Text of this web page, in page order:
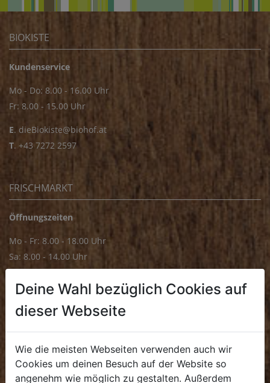
BIOKISTE
Kundenservice
Mo - Do: 8.00 - 16.00 Uhr
Fr: 8.00 - 15.00 Uhr
E. dieBiokiste@biohof.at
T. +43 7272 2597
FRISCHMARKT
Öffnungszeiten
Mo - Fr: 8.00 - 18.00 Uhr
Sa: 8.00 - 14.00 Uhr
Mo - Fr: 8.00 - 16.00 Uhr
. +43 7272 4859 70
Deine Wahl bezüglich Cookies auf
dieser Webseite
Wie die meisten Webseiten verwenden auch wir
Cookies um deinen Besuch auf der Website so
angenehm wie möglich zu gestalten. Außerdem